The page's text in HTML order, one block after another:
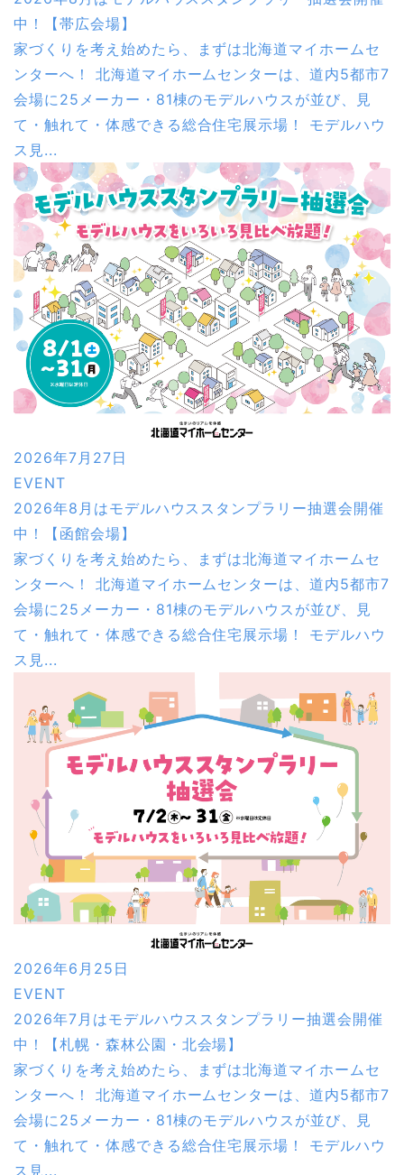
中！【帯広会場】
家づくりを考え始めたら、まずは北海道マイホームセ
ンターへ！ 北海道マイホームセンターは、道内5都市7
会場に25メーカー・81棟のモデルハウスが並び、見
て・触れて・体感できる総合住宅展示場！ モデルハウ
ス見...
2026年7月27日
EVENT
2026年8月はモデルハウススタンプラリー抽選会開催
中！【函館会場】
家づくりを考え始めたら、まずは北海道マイホームセ
ンターへ！ 北海道マイホームセンターは、道内5都市7
会場に25メーカー・81棟のモデルハウスが並び、見
て・触れて・体感できる総合住宅展示場！ モデルハウ
ス見...
2026年6月25日
EVENT
2026年7月はモデルハウススタンプラリー抽選会開催
中！【札幌・森林公園・北会場】
家づくりを考え始めたら、まずは北海道マイホームセ
ンターへ！ 北海道マイホームセンターは、道内5都市7
会場に25メーカー・81棟のモデルハウスが並び、見
て・触れて・体感できる総合住宅展示場！ モデルハウ
ス見...